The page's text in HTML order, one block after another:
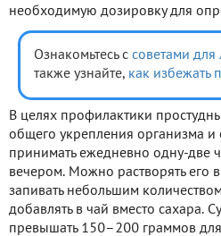
необходимую дозировку для
Ознакомьтесь с советами для
также узнайте, как избежать
В целях профилактики
общего укрепления организма и
принимать ежедневно одну-две
вечером. Можно растворять его
запивать небольшим
добавлять в чай вместо сахара.
превышать 150–200 граммов для